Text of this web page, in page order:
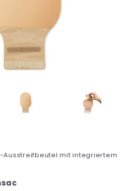
mit integriertem